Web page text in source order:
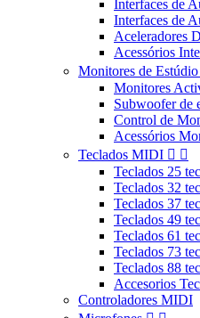
Interfaces de
Interfaces de
Aceleradores
Acessórios
Monitores de Estúdio
Monitores
Subwoofer de
Control de
Acessórios
Teclados MIDI  
Teclados 25
Teclados 32
Teclados 37
Teclados 49
Teclados 61
Teclados 73
Teclados 88
Accesorios
Controladores MIDI